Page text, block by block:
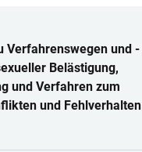
Verfahrenswegen und -
Belästigung,
und Verfahren zum
und Fehlverhalten